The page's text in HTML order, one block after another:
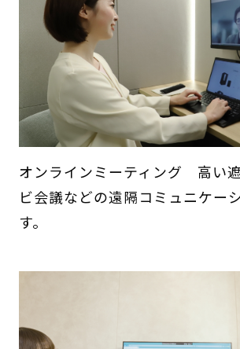
オンラインミーティング 高い
ビ会議などの遠隔コミュニケー
す。